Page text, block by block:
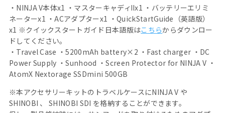
・NINJA V本体x1 ・マスターキャディⅡx1 ・バッテリーエリミ
ネーターx1 ・ACアダプターx1 ・QuickStartGuide（英語版）
x1 ※クイックスタートガイド日本語版はこちらからダウンロー
ドしてください。
・Travel Case ・5200mAh battery×2 ・Fast charger ・DC
Power Supply ・Sunhood ・Screen Protector for NINJA V ・
AtomX Nextorage SSDmini 500GB
※本アクセサリーキットのトラベルケースにNINJA V や
SHINOBI 、 SHINOBI SDI を格納することができます。